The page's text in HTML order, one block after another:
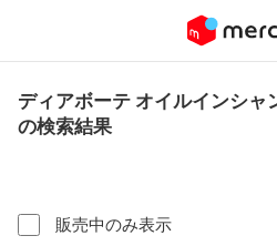
ディアボーテ オイルインシャ
の検索結果
販売中のみ表示